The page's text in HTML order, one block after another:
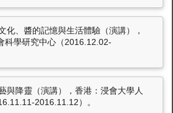
化、醬的記憶與生活體驗（演講），
科學研究中心（2016.12.02-
與降靈（演講），香港：浸會大學人
2016.11.12）。